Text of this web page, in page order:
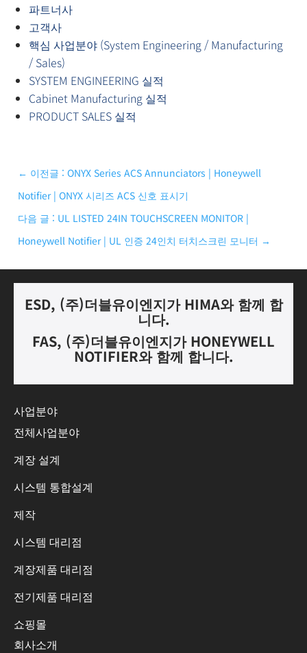
파트너사
고객사
핵심 사업분야 (System Engineering / Manufacturing
/ Sales)
SYSTEM ENGINEERING 실적
Cabinet Manufacturing 실적
PRODUCT SALES 실적
← 이전글 : ONYX Series ACS Annunciators | Honeywell
Notifier | ONYX 시리즈 ACS 신호 표시기
다음 글 : UL LISTED 24IN TOUCHSCREEN MONITOR |
Honeywell Notifier | UL 인증 24인치 터치스크린 모니터 →
ESD, (주)더블유이엔지가 HIMA와 함께 합
니다.
FAS, (주)더블유이엔지가 HONEYWELL
NOTIFIER와 함께 합니다.
사업분야
전체사업분야
계장 설계
시스템 통합설계
제작
시스템 대리점
계장제품 대리점
전기제품 대리점
쇼핑몰
회사소개